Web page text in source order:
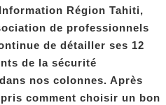
Région Tahiti,
de professionnels
de détailler ses 12
de la sécurité
nos colonnes. Après
comment choisir un bon